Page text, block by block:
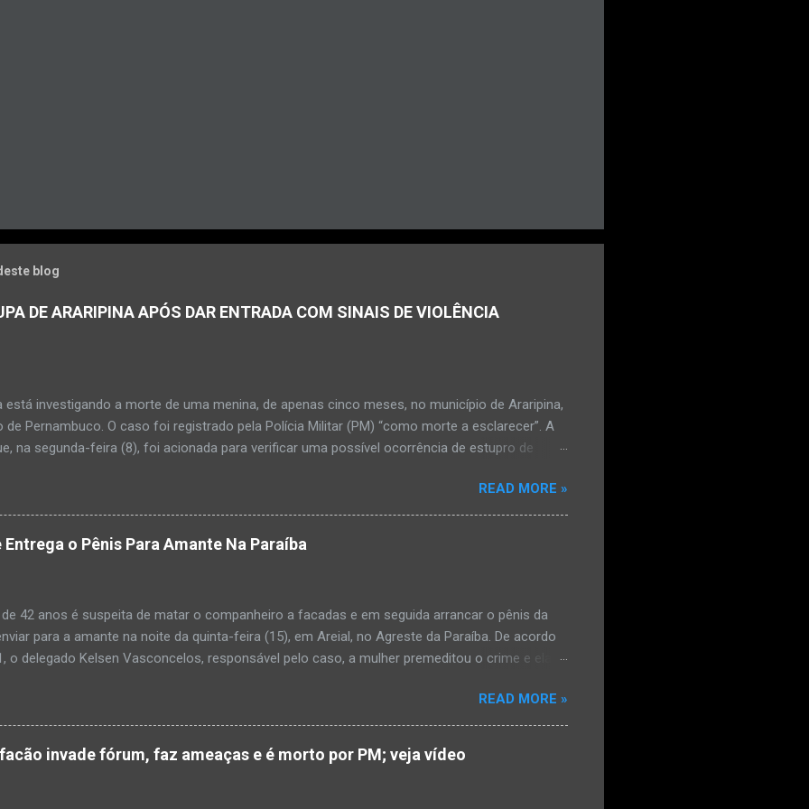
blog
DE ARARIPINA APÓS DAR ENTRADA COM SINAIS DE VIOLÊNCIA
está investigando a morte de uma menina, de apenas cinco meses, no município de Araripina,
de Pernambuco. O caso foi registrado pela Polícia Militar (PM) “como morte a esclarecer”. A
na segunda-feira (8), foi acionada para verificar uma possível ocorrência de estupro de
da PM mostra que, segundo informações passadas pela equipe médica, a vítima estava
de desidratação e desnutrição, além de apresentar ruptura anal e vaginal. Os pais
que a criança estava apresentando, desde sábado (6), alguns sinais de mal-estar. Segundo
pais só levaram a menina para UPA após uma piora no estado de saúde, na segunda-feira pela
O...
READ MORE »
o Pênis Para Amante Na Paraíba
42 anos é suspeita de matar o companheiro a facadas e em seguida arrancar o pênis da
para a amante na noite da quinta-feira (15), em Areial, no Agreste da Paraíba. De acordo
o delegado Kelsen Vasconcelos, responsável pelo caso, a mulher premeditou o crime e ela
manhã desta sexta-feira (16), que antes de cometer o crime, a suspeita também escreveu uma
para o filho mais velho, de 18 anos. “Na carta ela pede para que o filho mais velho, fruto
relacionamento, deixe os dois irmãos mais novos com parentes da família. Ela já havia
todo o crime”. Após matar o companheiro a facadas e cortar o pênis dele, a mulher ainda
READ MORE »
invade fórum, faz ameaças e é morto por PM; veja vídeo